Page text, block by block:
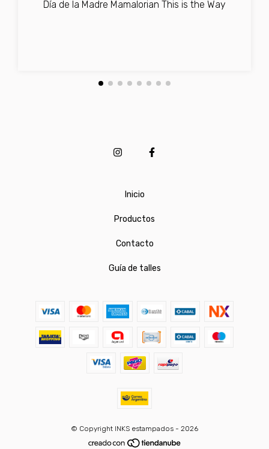
Día de la Madre Mamalorian This is the Way
Inicio
Productos
Contacto
Guía de talles
© Copyright INKS estampados - 2026